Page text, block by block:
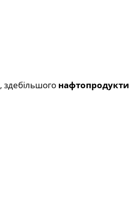
, здебільшого нафтопродукти